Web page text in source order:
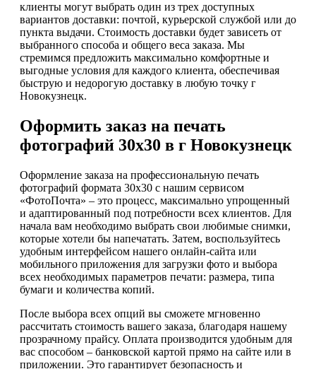
клиенты могут выбрать один из трех доступных
вариантов доставки: почтой, курьерской службой или до
пункта выдачи. Стоимость доставки будет зависеть от
выбранного способа и общего веса заказа. Мы
стремимся предложить максимально комфортные и
выгодные условия для каждого клиента, обеспечивая
быструю и недорогую доставку в любую точку г
Новокузнецк.
Оформить заказ на печать
фотографий 30х30 в г Новокузнецк
Оформление заказа на профессиональную печать
фотографий формата 30х30 с нашим сервисом
«ФотоПочта» – это процесс, максимально упрощенный
и адаптированный под потребности всех клиентов. Для
начала вам необходимо выбрать свои любимые снимки,
которые хотели бы напечатать. Затем, воспользуйтесь
удобным интерфейсом нашего онлайн-сайта или
мобильного приложения для загрузки фото и выбора
всех необходимых параметров печати: размера, типа
бумаги и количества копий.
После выбора всех опций вы сможете мгновенно
рассчитать стоимость вашего заказа, благодаря нашему
прозрачному прайсу. Оплата производится удобным для
вас способом – банковской картой прямо на сайте или в
приложении. Это гарантирует безопасность и